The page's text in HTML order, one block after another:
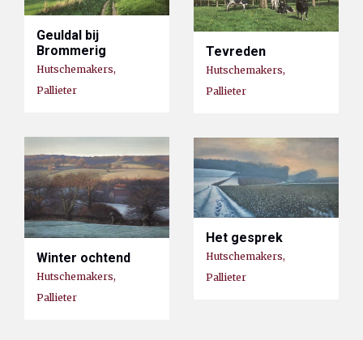
Geuldal bij
Brommerig
Hutschemakers,
Pallieter
Tevreden
Hutschemakers,
Pallieter
Winter ochtend
Hutschemakers,
Pallieter
Het gesprek
Hutschemakers,
Pallieter